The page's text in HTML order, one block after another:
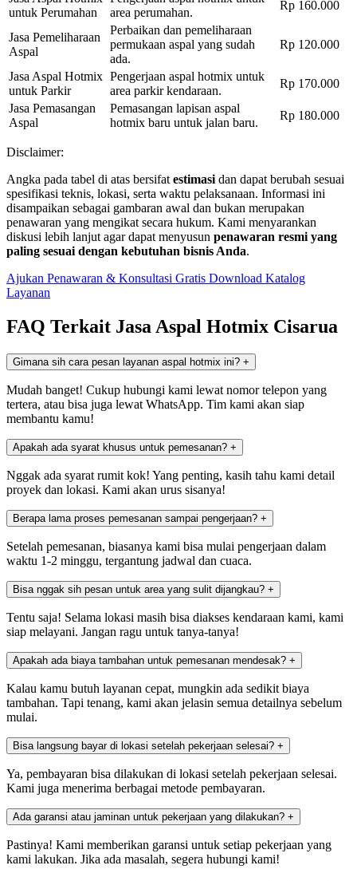
untuk Perumahan
area perumahan.
Rp 160.000
Jasa Pemeliharaan
Aspal
Perbaikan dan pemeliharaan
permukaan aspal yang sudah
ada.
Rp 120.000
Jasa Aspal Hotmix
untuk Parkir
Pengerjaan aspal hotmix untuk
area parkir kendaraan.
Rp 170.000
Jasa Pemasangan
Aspal
Pemasangan lapisan aspal
hotmix baru untuk jalan baru.
Rp 180.000
Disclaimer:
Angka pada tabel di atas bersifat estimasi dan dapat berubah sesuai
spesifikasi teknis, lokasi, serta waktu pelaksanaan. Informasi ini
disampaikan sebagai gambaran awal dan bukan merupakan
penawaran yang mengikat secara hukum. Kami menyarankan
diskusi lebih lanjut agar dapat menyusun penawaran resmi yang
paling sesuai dengan kebutuhan bisnis Anda.
Ajukan Penawaran & Konsultasi Gratis Download Katalog
Layanan
FAQ Terkait Jasa Aspal Hotmix Cisarua
Gimana sih cara pesan layanan aspal hotmix ini? +
Mudah banget! Cukup hubungi kami lewat nomor telepon yang
tertera, atau bisa juga lewat WhatsApp. Tim kami akan siap
membantu kamu!
Apakah ada syarat khusus untuk pemesanan? +
Nggak ada syarat rumit kok! Yang penting, kasih tahu kami detail
proyek dan lokasi. Kami akan urus sisanya!
Berapa lama proses pemesanan sampai pengerjaan? +
Setelah pemesanan, biasanya kami bisa mulai pengerjaan dalam
waktu 1-2 minggu, tergantung jadwal dan cuaca.
Bisa nggak sih pesan untuk area yang sulit dijangkau? +
Tentu saja! Selama lokasi masih bisa diakses kendaraan kami, kami
siap melayani. Jangan ragu untuk tanya-tanya!
Apakah ada biaya tambahan untuk pemesanan mendesak? +
Kalau kamu butuh layanan cepat, mungkin ada sedikit biaya
tambahan. Tapi tenang, kami akan jelasin semua detailnya sebelum
mulai.
Bisa langsung bayar di lokasi setelah pekerjaan selesai? +
Ya, pembayaran bisa dilakukan di lokasi setelah pekerjaan selesai.
Kami juga menerima berbagai metode pembayaran.
Ada garansi atau jaminan untuk pekerjaan yang dilakukan? +
Pastinya! Kami memberikan garansi untuk setiap pekerjaan yang
kami lakukan. Jika ada masalah, segera hubungi kami!